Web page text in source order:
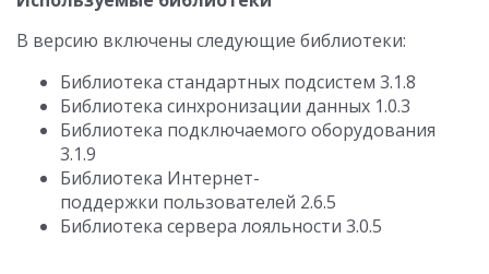
В версию включены следующие библиотеки:
Библиотека стандартных подсистем 3.1.8
Библиотека синхронизации данных 1.0.3
Библиотека подключаемого оборудования
3.1.9
Библиотека Интернет-
поддержки пользователей 2.6.5
Библиотека сервера лояльности 3.0.5